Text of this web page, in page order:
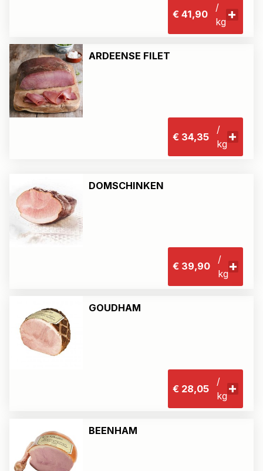
€ 41,90
/
kg
ARDEENSE FILET
€ 34,35
/
kg
DOMSCHINKEN
€ 39,90
/
kg
GOUDHAM
€ 28,05
/
kg
BEENHAM